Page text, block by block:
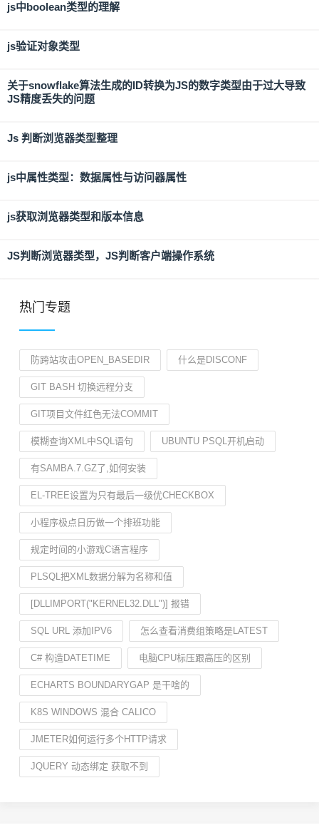
js中boolean类型的理解
js验证对象类型
关于snowflake算法生成的ID转换为JS的数字类型由于过大导致
JS精度丢失的问题
Js 判断浏览器类型整理
js中属性类型：数据属性与访问器属性
js获取浏览器类型和版本信息
JS判断浏览器类型，JS判断客户端操作系统
热门专题
防跨站攻击OPEN_BASEDIR 什么是DISCONF
GIT BASH 切换远程分支
GIT项目文件红色无法COMMIT
模糊查询XML中SQL语句 UBUNTU PSQL开机启动
有SAMBA.7.GZ了,如何安装
EL-TREE设置为只有最后一级优CHECKBOX
小程序极点日历做一个排班功能
规定时间的小游戏C语言程序
PLSQL把XML数据分解为名称和值
[DLLIMPORT("KERNEL32.DLL")] 报错
SQL URL 添加IPV6 怎么查看消费组策略是LATEST
C# 构造DATETIME 电脑CPU标压跟高压的区别
ECHARTS BOUNDARYGAP 是干啥的
K8S WINDOWS 混合 CALICO
JMETER如何运行多个HTTP请求
JQUERY 动态绑定 获取不到